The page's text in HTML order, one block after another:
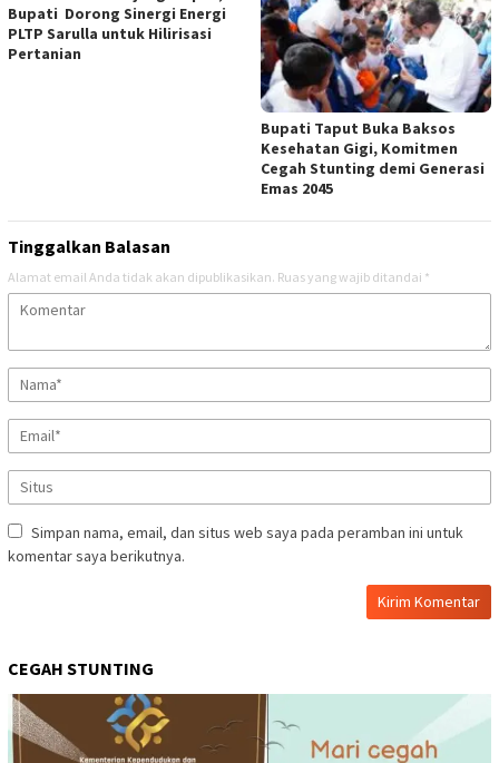
Bupati Dorong Sinergi Energi
PLTP Sarulla untuk Hilirisasi
Pertanian
Bupati Taput Buka Baksos
Kesehatan Gigi, Komitmen
Cegah Stunting demi Generasi
Emas 2045
Tinggalkan Balasan
Alamat email Anda tidak akan dipublikasikan. Ruas yang wajib ditandai *
Simpan nama, email, dan situs web saya pada peramban ini untuk
komentar saya berikutnya.
CEGAH STUNTING